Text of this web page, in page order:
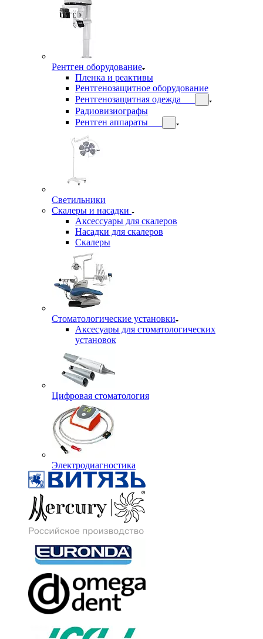
Рентген оборудование
Пленка и реактивы
Рентгенозащитное оборудование
Рентгенозащитная одежда
Радиовизиографы
Рентген аппараты
Светильники
Скалеры и насадки
Аксессуары для скалеров
Насадки для скалеров
Скалеры
Стоматологические установки
Аксесуары для стоматологических
установок
Цифровая стоматология
Электродиагностика